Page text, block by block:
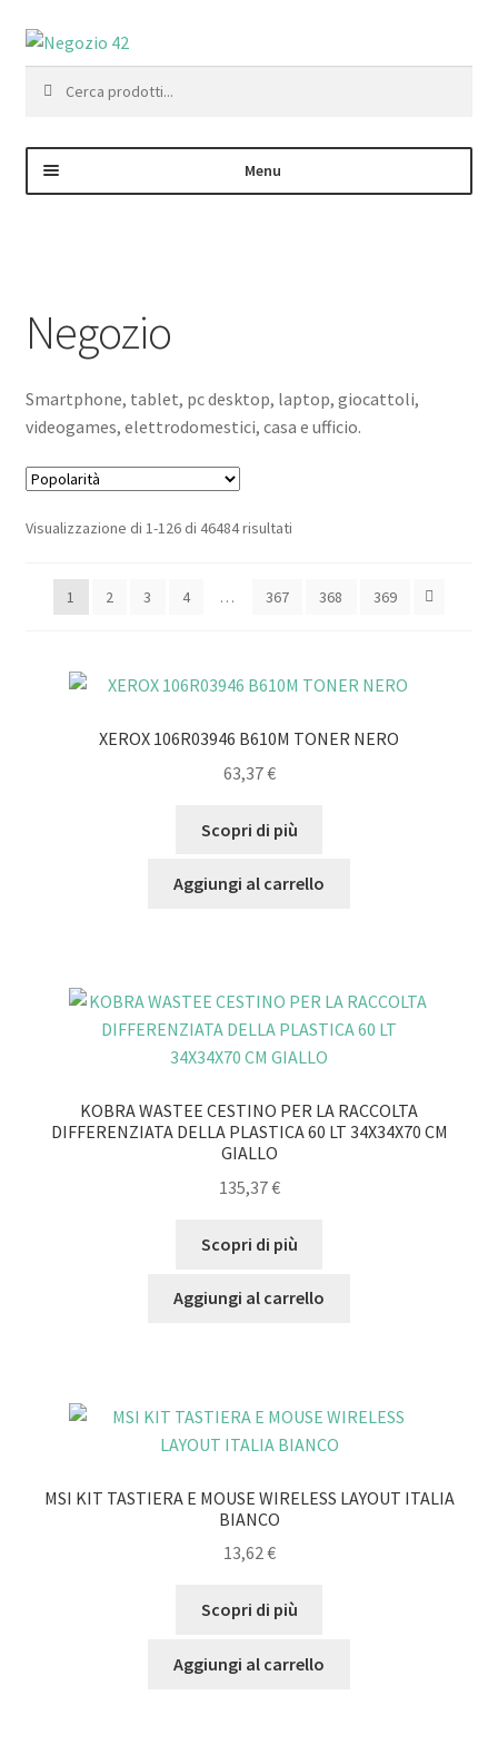
Vai
alla
navigazione
Vai
al
contenuto
Menu
Contatti
Negozio
Smartphone, tablet, pc desktop, laptop, giocattoli,
videogames, elettrodomestici, casa e ufficio.
Visualizzazione di 1-126 di 46484 risultatiPopolarità
1 2 3 4 … 367 368 369
XEROX 106R03946 B610M TONER NERO
63,37€
Scopri di più
Aggiungi al carrello
KOBRA WASTEE CESTINO PER LA RACCOLTA
DIFFERENZIATA DELLA PLASTICA 60 LT 34X34X70 CM
GIALLO
135,37€
Scopri di più
Aggiungi al carrello
MSI KIT TASTIERA E MOUSE WIRELESS LAYOUT ITALIA
BIANCO
13,62€
Scopri di più
Aggiungi al carrello